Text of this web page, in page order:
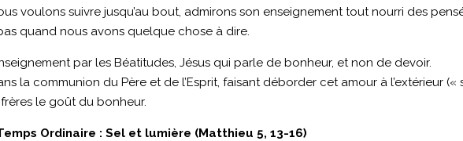
voulons suivre jusqu’au bout, admirons son enseignement tout nourri des
quand nous avons quelque chose à dire.
par les Béatitudes, Jésus qui parle de bonheur, et non de devoir.
la communion du Père et de l’Esprit, faisant déborder cet amour à l’extérieur
le goût du bonheur.
Ordinaire : Sel et lumière (Matthieu 5, 13-16)